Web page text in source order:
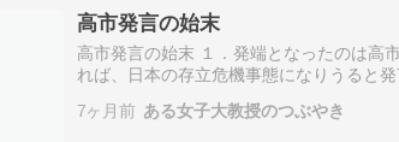
高市発言の始末
高市発言の始末 １．発端となったのは高
れば、日本の存立危機事態になりうると
7ヶ月前 ある女子大教授のつぶやき